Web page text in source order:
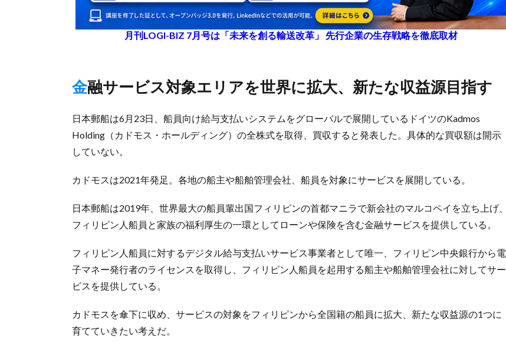
月刊LOGI-BIZ 7月号は「未来を創る輸送改革」 先行企業の生存戦略を徹底取材
金融サービス対象エリアを世界に拡大、新たな収益源目指す
日本郵船は6月23日、船員向け給与支払いシステムをグローバルで展開しているドイツのKadmos
Holding（カドモス・ホールディング）の全株式を取得、買収すると発表した。具体的な買収額は開示
していない。
カドモスは2021年発足。各地の船主や船舶管理会社、船員を対象にサービスを展開している。
日本郵船は2019年、世界最大の船員輩出国フィリピンの首都マニラで新会社のマルコペイを立ち上げ、
フィリピン人船員と家族の福利厚生の一環としてローンや保険を含む金融サービスを提供している。
フィリピン人船員に対するデジタル給与支払いサービス事業者として唯一、フィリピン中央銀行から電
子マネー発行者のライセンスを取得し、フィリピン人船員を起用する船主や船舶管理会社に対してサー
ビスを提供している。
カドモスを傘下に収め、サービスの対象をフィリピンから全国籍の船員に拡大、新たな収益源の1つに
育てていきたい考えだ。